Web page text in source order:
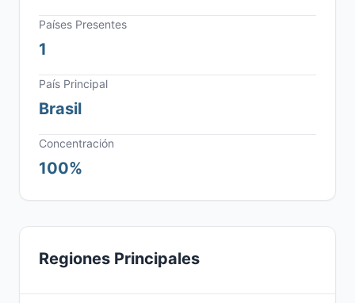
Países Presentes
1
País Principal
Brasil
Concentración
100%
Regiones Principales